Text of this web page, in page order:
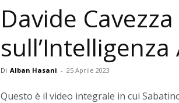
Davide
Di Alban Hasani - 25 Aprile 2023
Questo è il video integrale in cui